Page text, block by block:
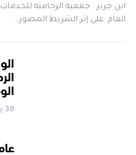
ابن جرير : جمعية الرحامنة
العام. على إثر الشريط المصور…
30 يوليو, 2026